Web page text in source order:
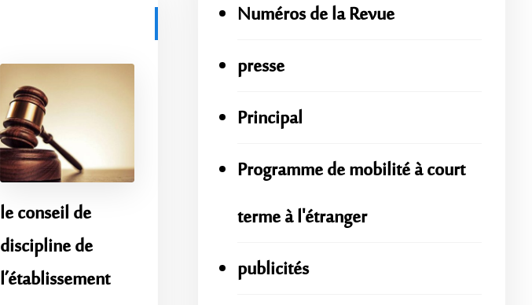
le conseil de
discipline de
l’établissement
Numéros de la Revue
presse
Principal
Programme de mobilité à court
terme à l'étranger
publicités